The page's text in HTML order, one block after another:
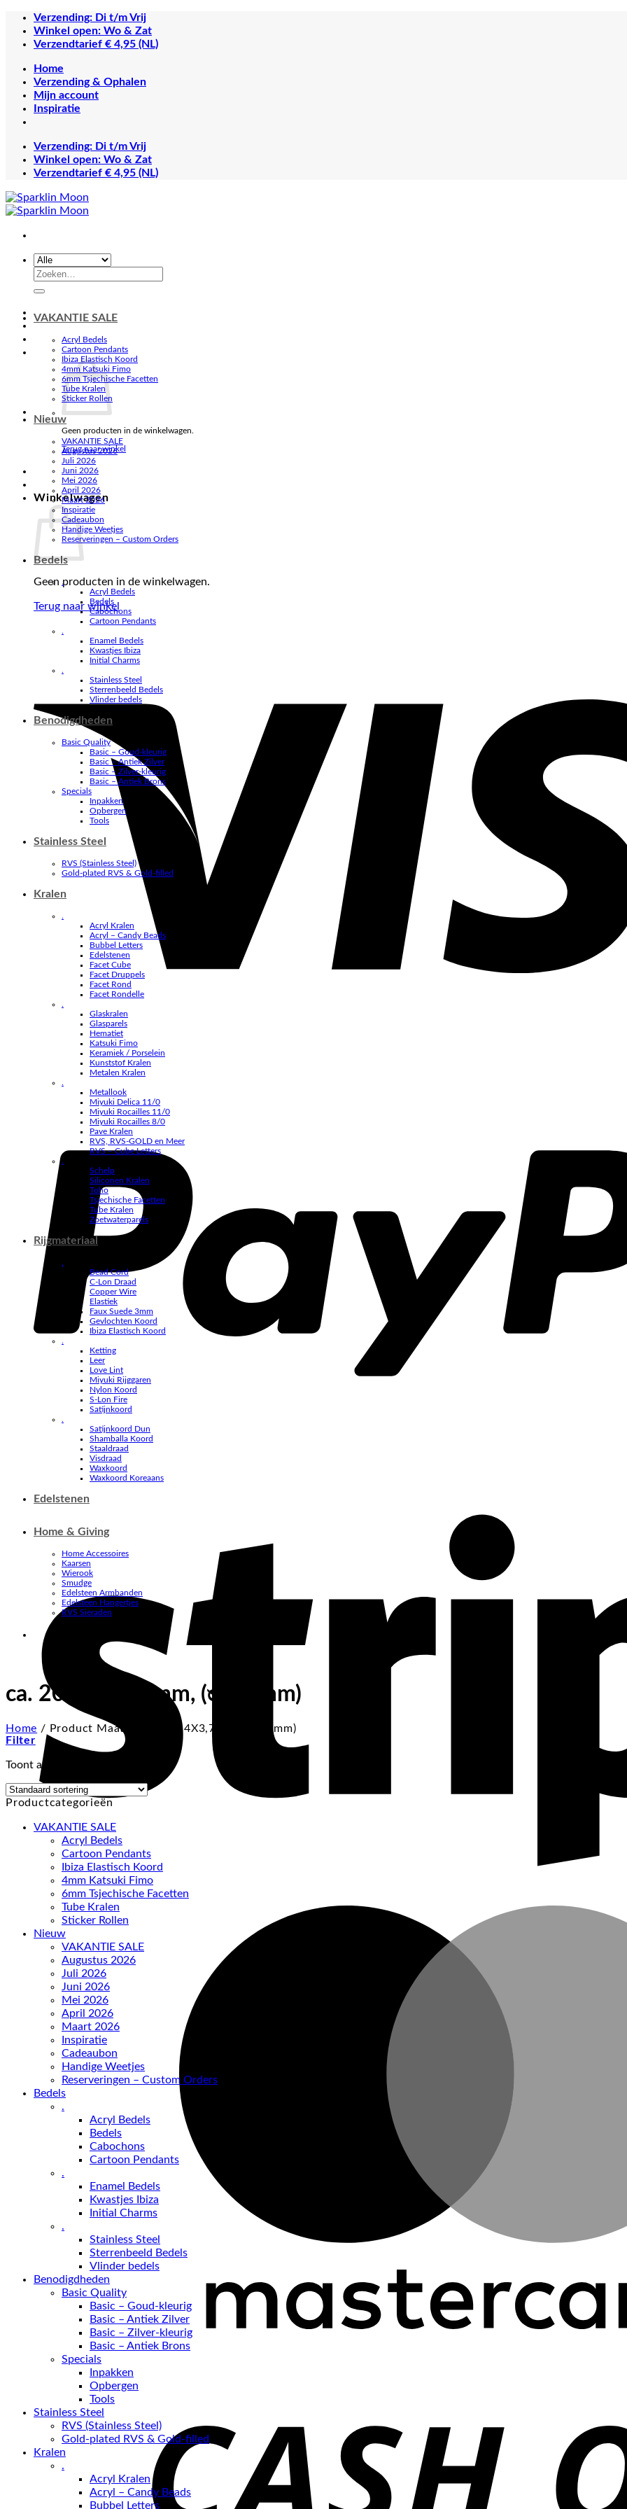
naar
inhoud
Verzending: Di t/m Vrij
Winkel open: Wo & Zat
Verzendtarief € 4,95 (NL)
Home
Verzending & Ophalen
Mijn account
Inspiratie
Verzending: Di t/m Vrij
Winkel open: Wo & Zat
Verzendtarief € 4,95 (NL)
Zoeken
Geen producten in de winkelwagen.
Terug naar winkel
Winkelwagen
Geen producten in de winkelwagen.
Terug naar winkel
VAKANTIE SALE
Acryl Bedels
Cartoon Pendants
Ibiza Elastisch Koord
4mm Katsuki Fimo
6mm Tsjechische Facetten
Tube Kralen
Sticker Rollen
Nieuw
VAKANTIE SALE
Augustus 2026
Juli 2026
Juni 2026
Mei 2026
April 2026
Maart 2026
Inspiratie
Cadeaubon
Handige Weetjes
Reserveringen – Custom Orders
Bedels
.
Acryl Bedels
Bedels
Cabochons
Cartoon Pendants
.
Enamel Bedels
Kwastjes Ibiza
Initial Charms
.
Stainless Steel
Sterrenbeeld Bedels
Vlinder bedels
Benodigdheden
Basic Quality
Basic – Goud-kleurig
Basic – Antiek Zilver
Basic – Zilver-kleurig
Basic – Antiek Brons
Specials
Inpakken
Opbergen
Tools
Stainless Steel
RVS (Stainless Steel)
Gold-plated RVS & Gold-filled
Kralen
.
Acryl Kralen
Acryl – Candy Beads
Bubbel Letters
Edelstenen
Facet Cube
Facet Druppels
Facet Rond
Facet Rondelle
.
Glaskralen
Glasparels
Hematiet
Katsuki Fimo
Keramiek / Porselein
Kunststof Kralen
Metalen Kralen
.
Metallook
Miyuki Delica 11/0
Miyuki Rocailles 11/0
Miyuki Rocailles 8/0
Pave Kralen
RVS, RVS-GOLD en Meer
RVS – Cube Letters
.
Schelp
Siliconen Kralen
Toho
Tsjechische Facetten
Tube Kralen
Zoetwaterparels
Rijgmateriaal
.
Bead Cord
C-Lon Draad
Copper Wire
Elastiek
Faux Suede 3mm
Gevlochten Koord
Ibiza Elastisch Koord
.
Ketting
Leer
Love Lint
Miyuki Rijggaren
Nylon Koord
S-Lon Fire
Satijnkoord
.
Satijnkoord Dun
Shamballa Koord
Staaldraad
Visdraad
Waxkoord
Waxkoord Koreaans
Edelstenen
Home & Giving
Home Accessoires
Kaarsen
Wierook
Smudge
Edelsteen Armbanden
Edelsteen Hangertjes
RVS Sieraden
ca. 20X14X3,7mm, (ᴓ 3,6mm)
Home / Product Maat
ca. 20X14X3,7mm, (ᴓ 3,6mm)
Filter
Toont alle 2 resultaten
Productcategorieën
VAKANTIE SALE
Acryl Bedels
Cartoon Pendants
Ibiza Elastisch Koord
4mm Katsuki Fimo
6mm Tsjechische Facetten
Tube Kralen
Sticker Rollen
Nieuw
VAKANTIE SALE
Augustus 2026
Juli 2026
Juni 2026
Mei 2026
April 2026
Maart 2026
Inspiratie
Cadeaubon
Handige Weetjes
Reserveringen – Custom Orders
Bedels
.
Acryl Bedels
Bedels
Cabochons
Cartoon Pendants
.
Enamel Bedels
Kwastjes Ibiza
Initial Charms
.
Stainless Steel
Sterrenbeeld Bedels
Vlinder bedels
Benodigdheden
Basic Quality
Basic – Goud-kleurig
Basic – Antiek Zilver
Basic – Zilver-kleurig
Basic – Antiek Brons
Specials
Inpakken
Opbergen
Tools
Stainless Steel
RVS (Stainless Steel)
Gold-plated RVS & Gold-filled
Kralen
.
Acryl Kralen
Acryl – Candy Beads
Bubbel Letters